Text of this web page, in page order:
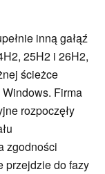
inną gałąź
25H2 i 26H2,
ścieżce
Firma
rozpoczęły
zgodności
przejdzie do fazy